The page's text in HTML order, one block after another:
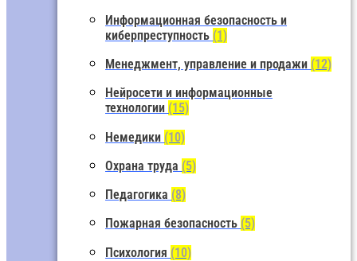
Информационная безопасность и
киберпреступность (1)
Менеджмент, управление и продажи (12)
Нейросети и информационные
технологии (15)
Немедики (10)
Охрана труда (5)
Педагогика (8)
Пожарная безопасность (5)
Психология (10)